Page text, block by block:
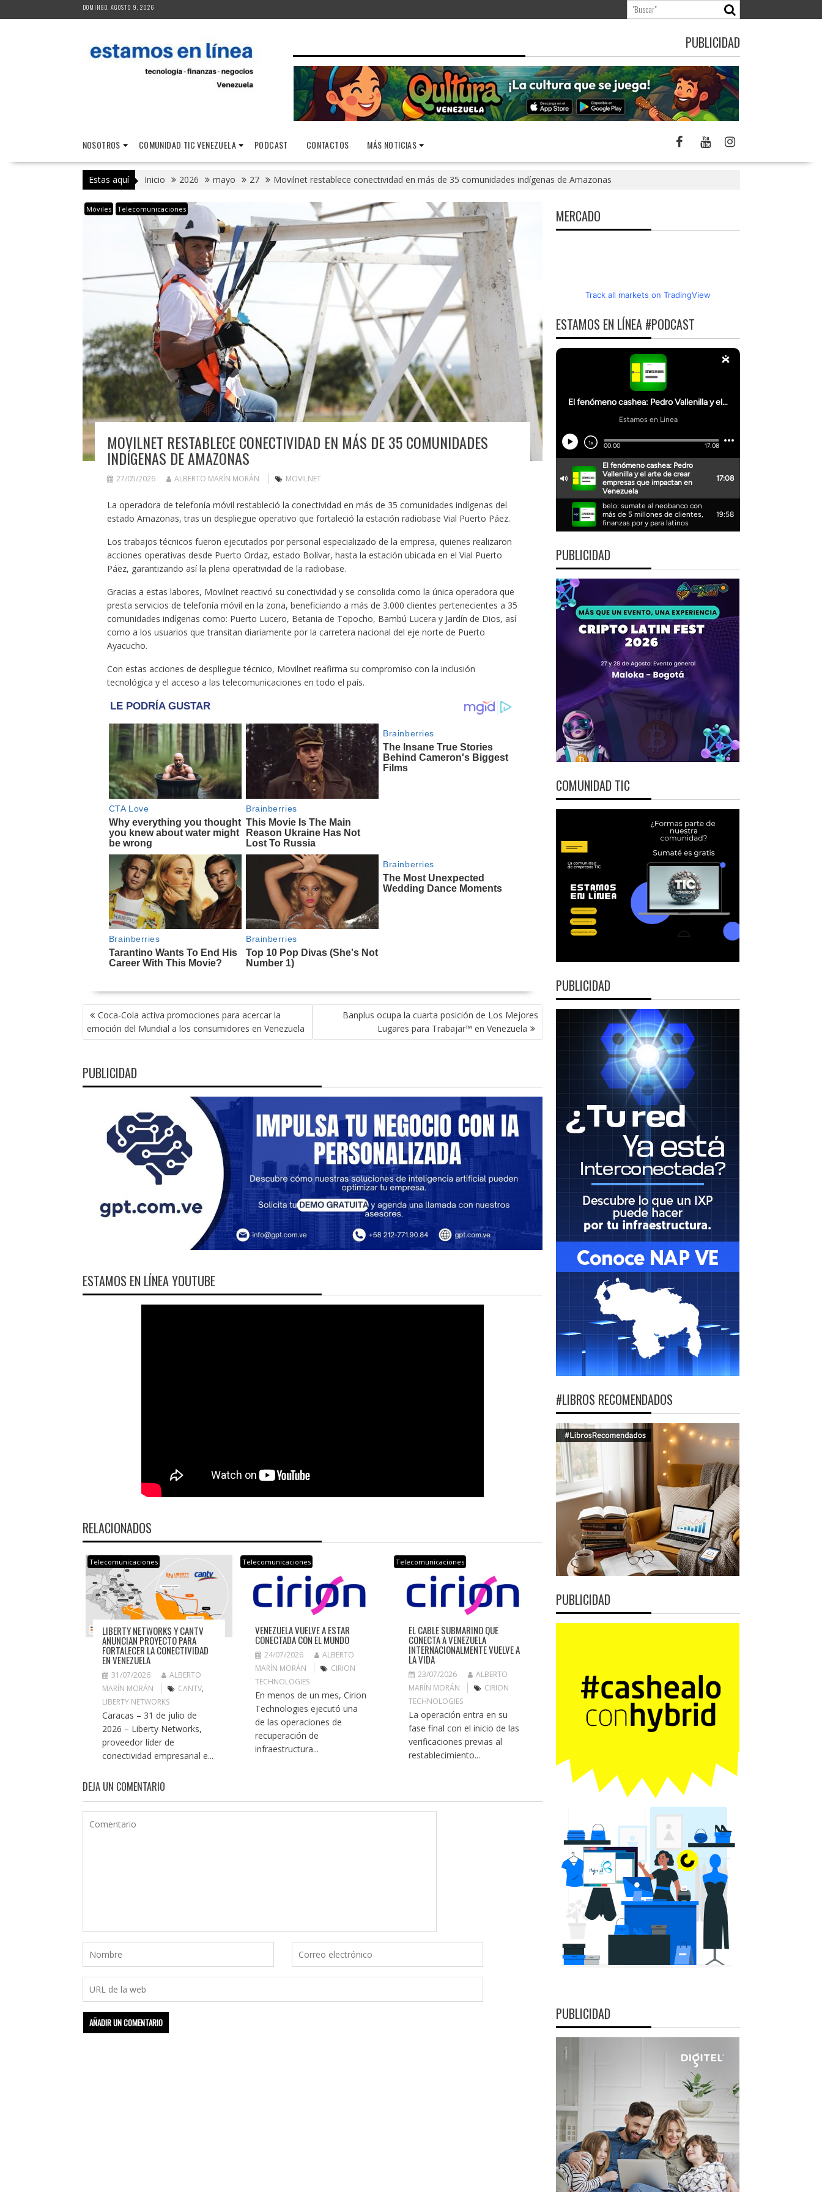
al
DOMINGO, AGOSTO 9, 2026
PUBLICIDAD
NOSOTROS COMUNIDAD TIC VENEZUELA PODCAST CONTACTOS MÁS NOTICIAS
Estas aquí Inicio 2026 mayo 27 Movilnet restablece conectividad en más de 35 comunidades indígenas de Amazonas
Móviles Telecomunicaciones
MOVILNET RESTABLECE CONECTIVIDAD EN MÁS DE 35 COMUNIDADES
INDÍGENAS DE AMAZONAS
27/05/2026 ALBERTO MARÍN MORÁN MOVILNET
La operadora de telefonía móvil restableció la conectividad en más de 35 comunidades indígenas del
estado Amazonas, tras un despliegue operativo que fortaleció la estación radiobase Vial Puerto Páez.
Los trabajos técnicos fueron ejecutados por personal especializado de la empresa, quienes realizaron
acciones operativas desde Puerto Ordaz, estado Bolívar, hasta la estación ubicada en el Vial Puerto
Páez, garantizando así la plena operatividad de la radiobase.
Gracias a estas labores, Movilnet reactivó su conectividad y se consolida como la única operadora que
presta servicios de telefonía móvil en la zona, beneficiando a más de 3.000 clientes pertenecientes a 35
comunidades indígenas como: Puerto Lucero, Betania de Topocho, Bambú Lucera y Jardín de Dios, así
como a los usuarios que transitan diariamente por la carretera nacional del eje norte de Puerto
Ayacucho.
Con estas acciones de despliegue técnico, Movilnet reafirma su compromiso con la inclusión
tecnológica y el acceso a las telecomunicaciones en todo el país.
NAVEGACIÓN
DE
ENTRADAS
Coca-Cola activa promociones para acercar la
emoción del Mundial a los consumidores en Venezuela
Banplus ocupa la cuarta posición de Los Mejores
Lugares para Trabajar™ en Venezuela
PUBLICIDAD
ESTAMOS EN LÍNEA YOUTUBE
RELACIONADOS
Telecomunicaciones
LIBERTY NETWORKS Y CANTV
ANUNCIAN PROYECTO PARA
FORTALECER LA CONECTIVIDAD
EN VENEZUELA
31/07/2026
ALBERTO
MARÍN MORÁN
CANTV,
LIBERTY NETWORKS
Caracas – 31 de julio de
2026 – Liberty Networks,
proveedor líder de
conectividad empresarial e...
Telecomunicaciones
VENEZUELA VUELVE A ESTAR
CONECTADA CON EL MUNDO
24/07/2026
ALBERTO
MARÍN MORÁN
CIRION
TECHNOLOGIES
En menos de un mes, Cirion
Technologies ejecutó una
de las operaciones de
recuperación de
infraestructura...
Telecomunicaciones
EL CABLE SUBMARINO QUE
CONECTA A VENEZUELA
INTERNACIONALMENTE VUELVE A
LA VIDA
23/07/2026
ALBERTO
MARÍN MORÁN
CIRION
TECHNOLOGIES
La operación entra en su
fase final con el inicio de las
verificaciones previas al
restablecimiento...
DEJA UN COMENTARIO
MERCADO
Track all markets on TradingView
ESTAMOS EN LÍNEA #PODCAST
PUBLICIDAD
COMUNIDAD TIC
PUBLICIDAD
#LIBROS RECOMENDADOS
PUBLICIDAD
PUBLICIDAD